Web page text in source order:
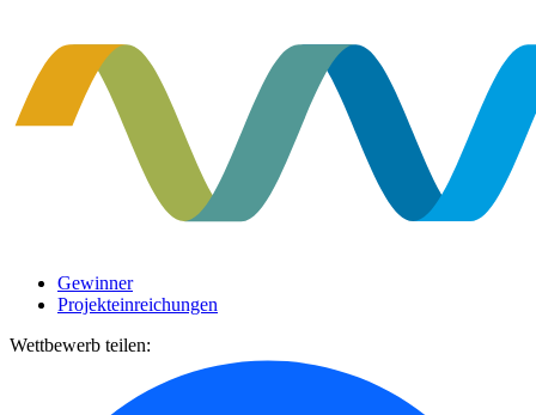
Gewinner
Projekteinreichungen
Wettbewerb teilen: